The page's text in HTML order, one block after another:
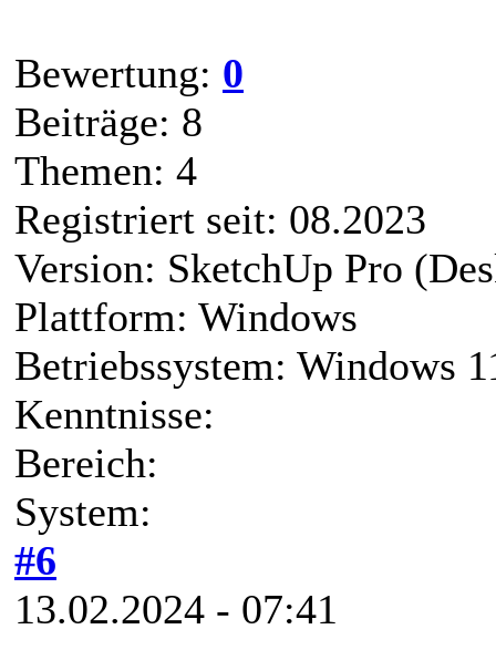
Bewertung: 0
Beiträge: 8
Themen: 4
Registriert seit: 08.2023
Version: SketchUp Pro
Plattform: Windows
Betriebssystem: Windows
Kenntnisse:
Bereich:
System:
#6
13.02.2024 - 07:41